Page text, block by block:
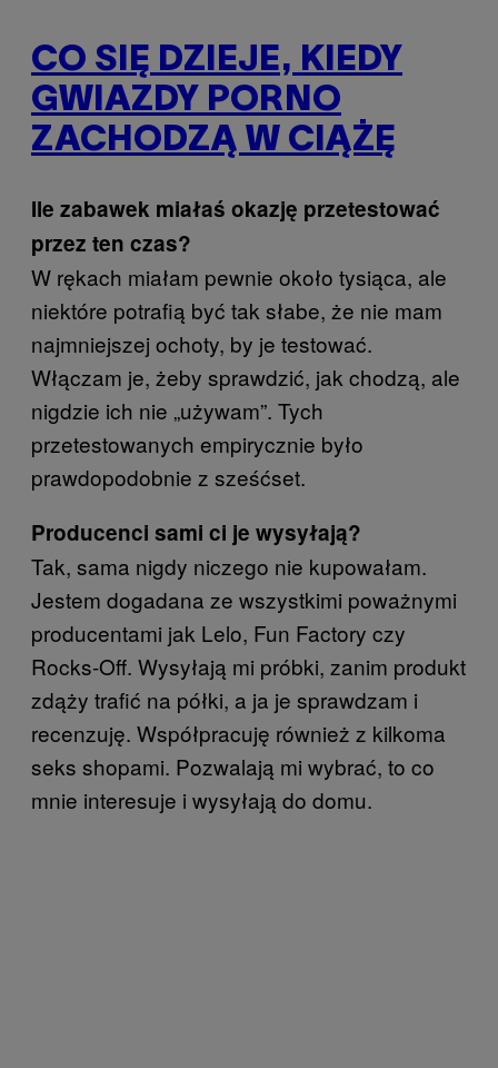
CO SIĘ DZIEJE, KIEDY
GWIAZDY PORNO
ZACHODZĄ W CIĄŻĘ
Ile zabawek miałaś okazję przetestować
przez ten czas?
W rękach miałam pewnie około tysiąca, ale
niektóre potrafią być tak słabe, że nie mam
najmniejszej ochoty, by je testować.
Włączam je, żeby sprawdzić, jak chodzą, ale
nigdzie ich nie „używam”. Tych
przetestowanych empirycznie było
prawdopodobnie z sześćset.
Producenci sami ci je wysyłają?
Tak, sama nigdy niczego nie kupowałam.
Jestem dogadana ze wszystkimi poważnymi
producentami jak Lelo, Fun Factory czy
Rocks-Off. Wysyłają mi próbki, zanim produkt
zdąży trafić na półki, a ja je sprawdzam i
recenzuję. Współpracuję również z kilkoma
seks shopami. Pozwalają mi wybrać, to co
mnie interesuje i wysyłają do domu.